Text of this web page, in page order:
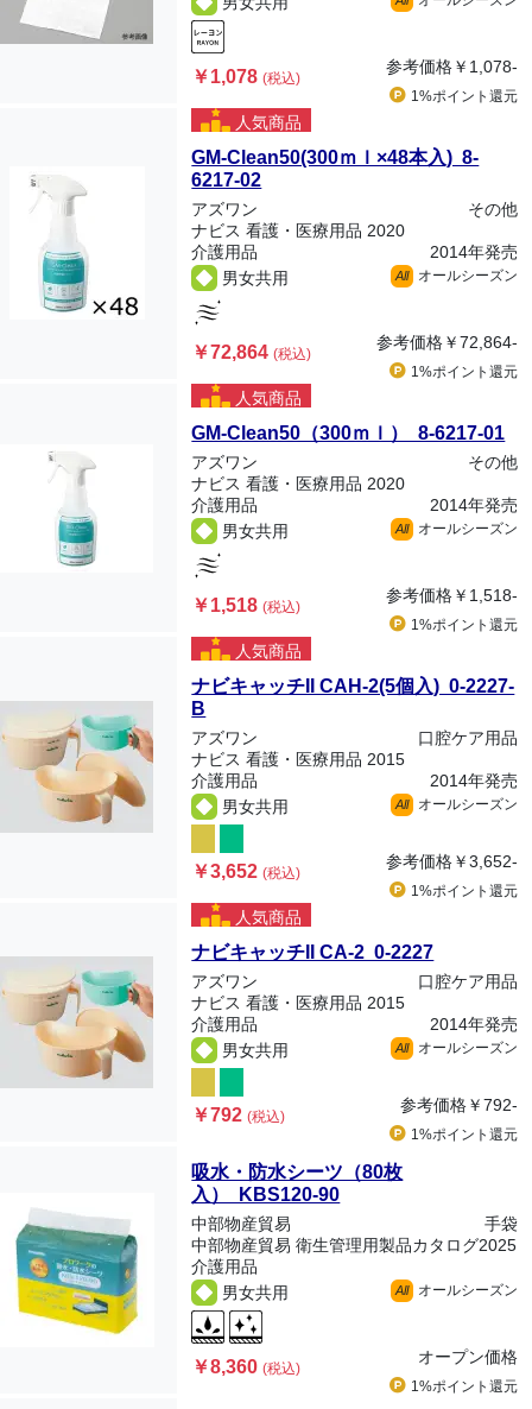
￥1,078(税込)
参考価格￥1,078-
1%ポイント 還元
人気商品
GM-Clean50(300ｍｌ×48本入) 8-
6217-02
アズワン
その他
ナビス 看護・医療用品 2020
介護用品
2014年発売
男女共用
All オールシーズン
￥72,864(税込)
参考価格￥72,864-
1%ポイント 還元
人気商品
GM-Clean50（300ｍｌ） 8-6217-01
アズワン
その他
ナビス 看護・医療用品 2020
介護用品
2014年発売
男女共用
All オールシーズン
￥1,518(税込)
参考価格￥1,518-
1%ポイント 還元
人気商品
ナビキャッチII CAH-2(5個入) 0-2227-
B
アズワン
口腔ケア用品
ナビス 看護・医療用品 2015
介護用品
2014年発売
男女共用
All オールシーズン
￥3,652(税込)
参考価格￥3,652-
1%ポイント 還元
人気商品
ナビキャッチII CA-2 0-2227
アズワン
口腔ケア用品
ナビス 看護・医療用品 2015
介護用品
2014年発売
男女共用
All オールシーズン
￥792(税込)
参考価格￥792-
1%ポイント 還元
吸水・防水シーツ（80枚
入） KBS120-90
中部物産貿易
手袋
中部物産貿易 衛生管理用製品カタログ2025
介護用品
男女共用
All オールシーズン
￥8,360(税込)
オープン価格
1%ポイント 還元